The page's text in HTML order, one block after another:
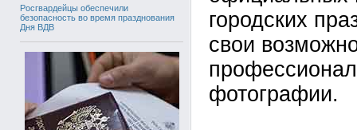
Росгвардейцы обеспечили
безопасность во время празднования
Дня ВДВ
городских
свои
фотографии.